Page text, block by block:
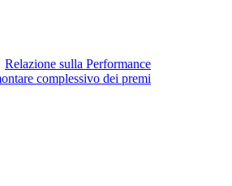
Relazione sulla Performance
complessivo dei premi